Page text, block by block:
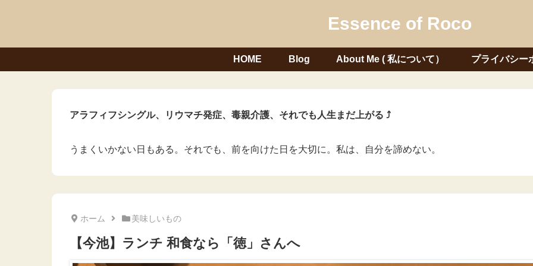
Essence of Roco
HOME Blog About Me ( 私について） プライバシー
アラフィフシングル、リウマチ発症、毒親介護、それでも人生まだ上がる ⤴
うまくいかない日もある。それでも、前を向けた日を大切に。私は、自分を諦めない。
ホーム 美味しいもの
【今池】ランチ 和食なら「徳」さんへ